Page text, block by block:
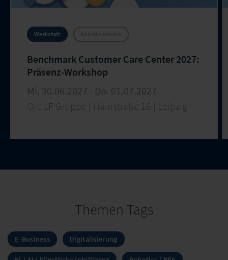
Werkstatt
Benchmark Customer Care Center 2027:
Präsenz-Workshop
Mi. 30.06.2027 - Do. 01.07.2027
Ort: LF Gruppe | Hainstraße 16 | Leipzig
Themen Tags
E-Business Digitalisierung